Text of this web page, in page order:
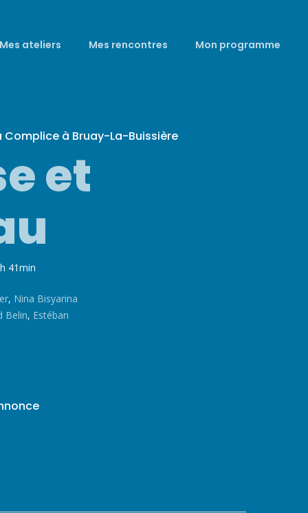
Mes ateliers Mes rencontres Mon programme
Complice à Bruay-La-Buissière
et
41min
, Nina Bisyarina
Belin, Estéban